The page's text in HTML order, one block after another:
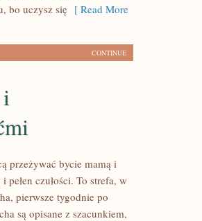
bo uczysz się [ Read More
CONTINUE
i
przeżywać bycie mamą i
pełen czułości. To strefa, w
pierwsze tygodnie po
są opisane z szacunkiem,